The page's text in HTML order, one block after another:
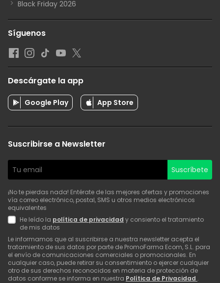
Black Friday 2026
Síguenos
Descárgate la app
Google Play App Store
Suscribirse a Newsletter
Suscríbete
¡No te pierdas nada! Entérate de las mejores ofertas y promociones
vía correo electrónico, postal, SMS u otros medios electrónicos
equivalentes
He leído la política de privacidad y consiento el tratamiento
de mis datos
Le informamos que al suscribirse a nuestra newsletter acepta el
tratamiento de sus datos por parte de PromoFarma Ecom, S.L. para
el envío de comunicaciones comerciales o promocionales. En
cualquier caso, puede retirar su consentimiento o ejercer cualquier
otro de sus derechos reconocidos en materia de protección de
datos conforme se informa en nuestra Política de Privacidad .